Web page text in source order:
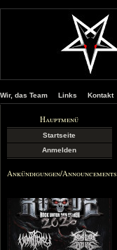
Wir, das Team Links Kontakt
Hauptmenü
Startseite
Anmelden
Ankündigungen/Announcements